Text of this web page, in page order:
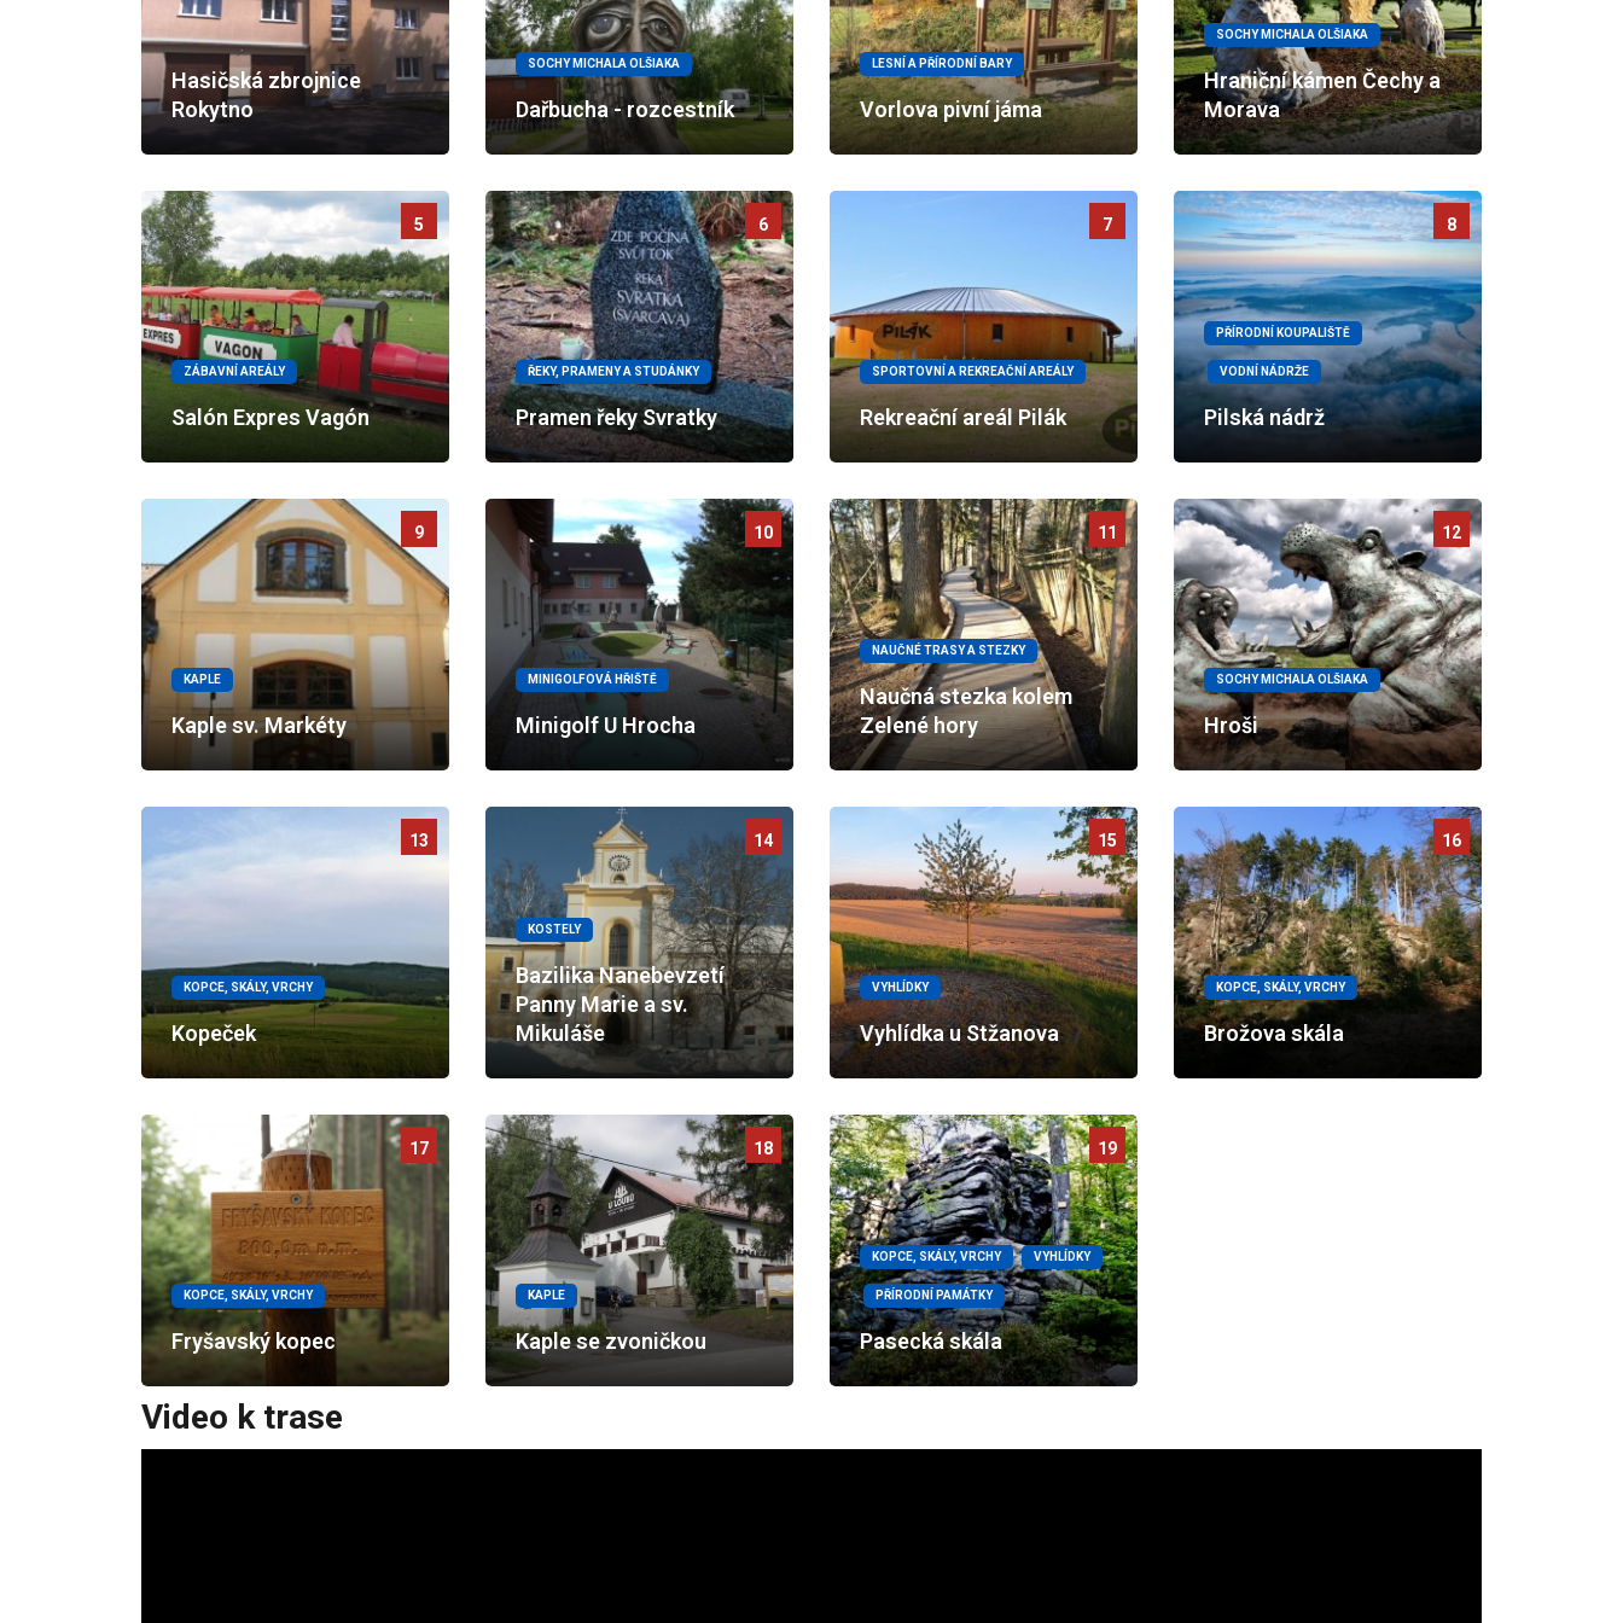
Hasičská zbrojnice
Rokytno
SOCHY MICHALA OLŠIAKA
Dařbucha - rozcestník
LESNÍ A PŘÍRODNÍ BARY
Vorlova pivní jáma
SOCHY MICHALA OLŠIAKA
Hraniční kámen Čechy a
Morava
5
ZÁBAVNÍ AREÁLY
Salón Expres Vagón
6
ŘEKY, PRAMENY A STUDÁNKY
Pramen řeky Svratky
7
SPORTOVNÍ A REKREAČNÍ AREÁLY
Rekreační areál Pilák
8
PŘÍRODNÍ KOUPALIŠTĚ
VODNÍ NÁDRŽE
Pilská nádrž
9
KAPLE
Kaple sv. Markéty
10
MINIGOLFOVÁ HŘIŠTĚ
Minigolf U Hrocha
11
NAUČNÉ TRASY A STEZKY
Naučná stezka kolem
Zelené hory
12
SOCHY MICHALA OLŠIAKA
Hroši
13
KOPCE, SKÁLY, VRCHY
Kopeček
14
KOSTELY
Bazilika Nanebevzetí
Panny Marie a sv.
Mikuláše
15
VYHLÍDKY
Vyhlídka u Stžanova
16
KOPCE, SKÁLY, VRCHY
Brožova skála
17
KOPCE, SKÁLY, VRCHY
Fryšavský kopec
18
KAPLE
Kaple se zvoničkou
19
KOPCE, SKÁLY, VRCHY VYHLÍDKY
PŘÍRODNÍ PAMÁTKY
Pasecká skála
Video k trase